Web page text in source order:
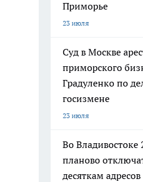
Приморье
23 июля
Суд в Москве
приморского
Градуленко по
госизмене
23 июля
Во Владивостоке
планово
десяткам адресов